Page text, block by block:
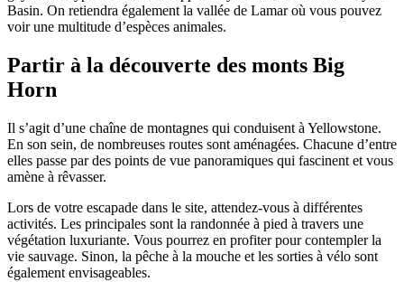
Basin. On retiendra également la vallée de Lamar où vous pouvez
voir une multitude d’espèces animales.
Partir à la découverte des monts Big
Horn
Il s’agit d’une chaîne de montagnes qui conduisent à Yellowstone.
En son sein, de nombreuses routes sont aménagées. Chacune d’entre
elles passe par des points de vue panoramiques qui fascinent et vous
amène à rêvasser.
Lors de votre escapade dans le site, attendez-vous à différentes
activités. Les principales sont la randonnée à pied à travers une
végétation luxuriante. Vous pourrez en profiter pour contempler la
vie sauvage. Sinon, la pêche à la mouche et les sorties à vélo sont
également envisageables.